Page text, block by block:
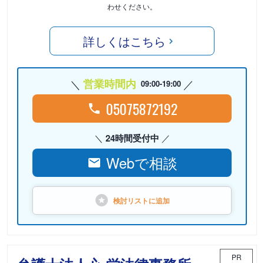
わせください。
詳しくはこちら
営業時間内 09:00-19:00
05075872192
24時間受付中
Webで相談
検討リストに追加
PR